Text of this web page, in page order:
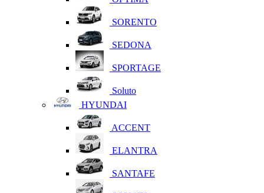
SORENTO
SEDONA
SPORTAGE
Soluto
HYUNDAI
ACCENT
ELANTRA
SANTAFE